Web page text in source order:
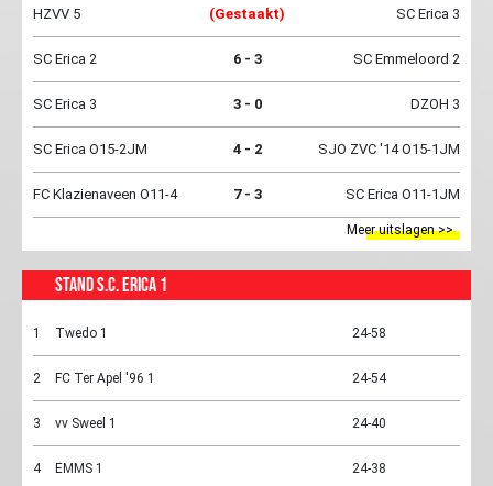
HZVV 5 (Gestaakt) SC Erica 3
SC Erica 2 6 - 3 SC Emmeloord 2
SC Erica 3 3 - 0 DZOH 3
SC Erica O15-2JM 4 - 2 SJO ZVC '14 O15-1JM
FC Klazienaveen O11-4 7 - 3 SC Erica O11-1JM
Meer uitslagen >>
Stand S.C. Erica 1
1 Twedo 1 24-58
2 FC Ter Apel '96 1 24-54
3 vv Sweel 1 24-40
4 EMMS 1 24-38